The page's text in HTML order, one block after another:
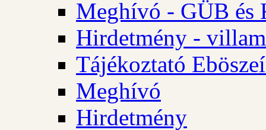
Meghívó - GÜB és
Hirdetmény -
Tájékoztató
Meghívó
Hirdetmény